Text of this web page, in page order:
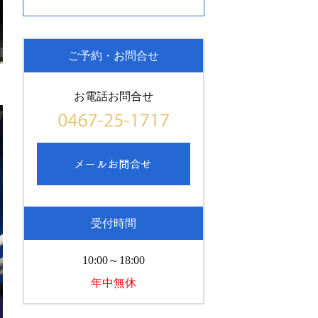
ご予約・お問合せ
お電話お問合せ
受付時間
10:00～18:00
年中無休